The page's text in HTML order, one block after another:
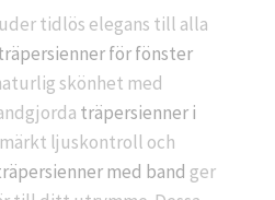
tidlös elegans till alla
för fönster
skönhet med
träpersienner i
ljuskontroll och
med band ger